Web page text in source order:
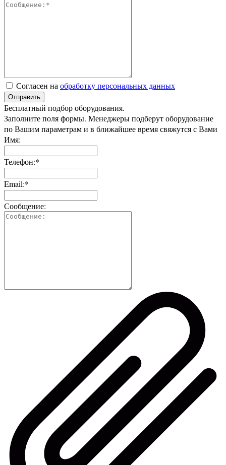
Согласен на обработку персональных данных
Отправить
Бесплатный подбор оборудования.
Заполните поля формы. Менеджеры подберут оборудование
по Вашим параметрам и в ближайшее время свяжутся с Вами
Имя:
Телефон:*
Email:*
Сообщение: